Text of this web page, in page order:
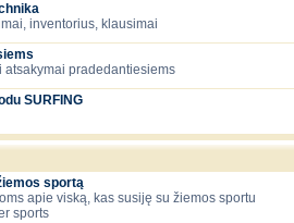
inventorius, klausimai
atsakymai pradedantiesiems
SURFING
sportą
apie viską, kas susiję su žiemos sportu
sports